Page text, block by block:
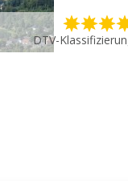
DTV-